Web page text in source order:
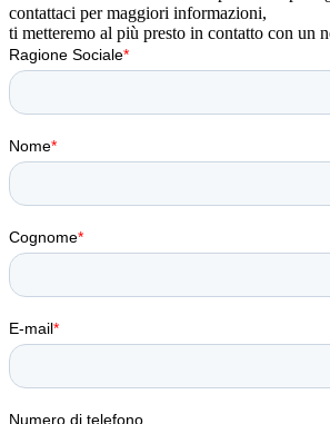
contattaci per maggiori informazioni,
ti metteremo al più presto in contatto con un